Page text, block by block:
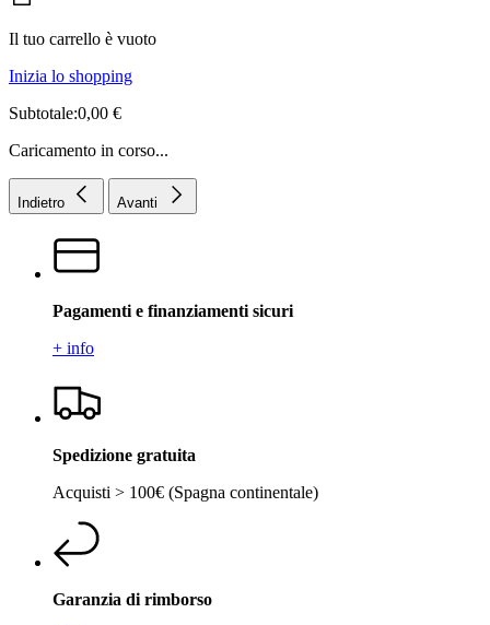
Il tuo carrello è vuoto
Inizia lo shopping
Subtotale:0,00 €
Caricamento in corso...
Indietro Avanti
Pagamenti e finanziamenti sicuri
+ info
Spedizione gratuita
Acquisti > 100€ (Spagna continentale)
Garanzia di rimborso